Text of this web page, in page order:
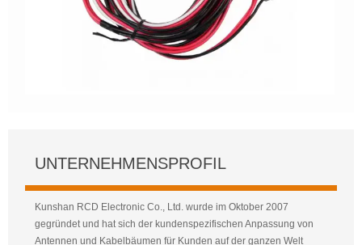
UNTERNEHMENSPROFIL
Kunshan RCD Electronic Co., Ltd. wurde im Oktober 2007
gegründet und hat sich der kundenspezifischen Anpassung von
Antennen und Kabelbäumen für Kunden auf der ganzen Welt